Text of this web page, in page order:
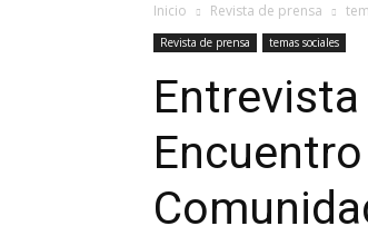
Inicio Revista de prensa
Revista de prensa temas sociales